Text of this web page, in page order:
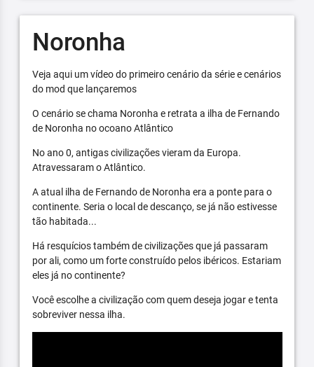
Noronha
Veja aqui um vídeo do primeiro cenário da série e cenários
do mod que lançaremos
O cenário se chama Noronha e retrata a ilha de Fernando
de Noronha no ocoano Atlântico
No ano 0, antigas civilizações vieram da Europa.
Atravessaram o Atlântico.
A atual ilha de Fernando de Noronha era a ponte para o
continente. Seria o local de descanço, se já não estivesse
tão habitada...
Há resquícios também de civilizações que já passaram
por ali, como um forte construído pelos ibéricos. Estariam
eles já no continente?
Você escolhe a civilização com quem deseja jogar e tenta
sobreviver nessa ilha.